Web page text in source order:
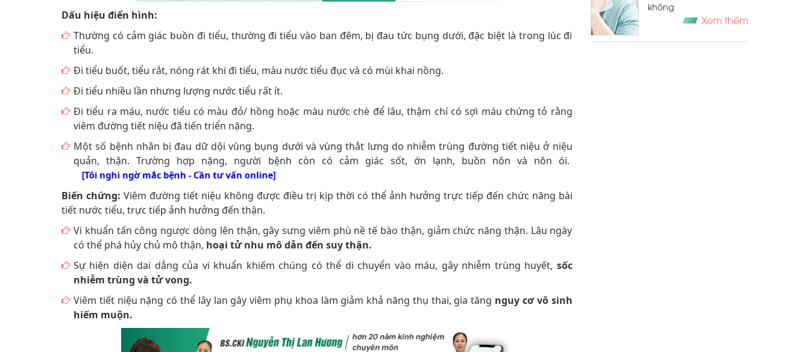
Dấu hiệu điển hình:
Thường có cảm giác buồn đi tiểu, thường đi tiểu vào ban đêm, bị đau tức bụng dưới, đặc biệt là trong lúc đi
tiểu.
Đi tiểu buốt, tiểu rắt, nóng rát khi đi tiểu, màu nước tiểu đục và có mùi khai nồng.
Đi tiểu nhiều lần nhưng lượng nước tiểu rất ít.
Đi tiểu ra máu, nước tiểu có màu đỏ/ hồng hoặc màu nước chè để lâu, thậm chí có sợi máu chứng tỏ rằng
viêm đường tiết niệu đã tiến triển nặng.
Một số bệnh nhân bị đau dữ dội vùng bụng dưới và vùng thắt lưng do nhiễm trùng đường tiết niệu ở niệu
quản, thận. Trường hợp nặng, người bệnh còn có cảm giác sốt, ớn lạnh, buồn nôn và nôn ói.
[Tôi nghi ngờ mắc bệnh - Cần tư vấn online]
Biến chứng: Viêm đường tiết niệu không được điều trị kịp thời có thể ảnh hưởng trực tiếp đến chức năng bài
tiết nước tiểu, trực tiếp ảnh hưởng đến thận.
Vi khuẩn tấn công ngược dòng lên thận, gây sưng viêm phù nề tế bào thận, giảm chức năng thận. Lâu ngày
có thể phá hủy chủ mô thận, hoại tử nhu mô dẫn đến suy thận.
Sự hiện diện dai dẳng của vi khuẩn khiếm chúng có thể di chuyển vào máu, gây nhiễm trùng huyết, sốc
nhiễm trùng và tử vong.
Viêm tiết niệu nặng có thể lây lan gây viêm phụ khoa làm giảm khả năng thụ thai, gia tăng nguy cơ vô sinh
hiếm muộn.
không
Xem thêm